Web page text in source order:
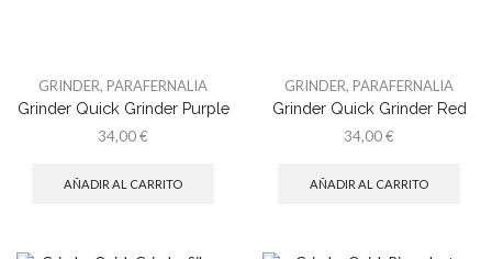
GRINDER, PARAFERNALIA
Grinder Quick Grinder Purple
34,00€
AÑADIR AL CARRITO
GRINDER, PARAFERNALIA
Grinder Quick Grinder Red
34,00€
AÑADIR AL CARRITO